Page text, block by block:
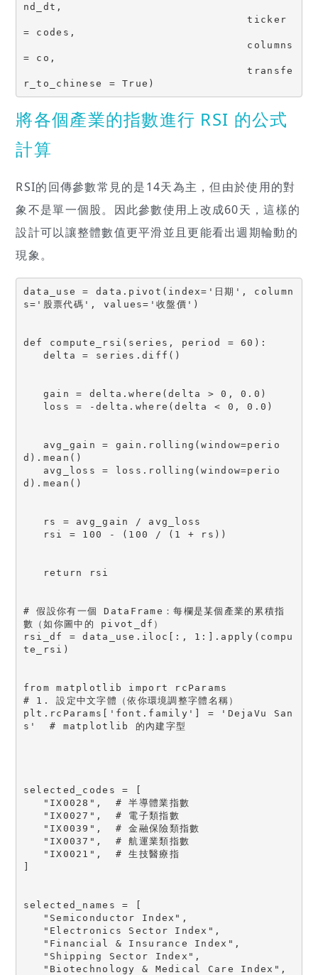
nd_dt,
                                  ticker
= codes,
= co,
                                  transfe
r_to_chinese = True)
將各個產業的指數進行 RSI 的公式
計算
RSI的回傳參數常見的是14天為主，但由於使用的對
象不是單一個股。因此參數使用上改成60天，這樣的
設計可以讓整體數值更平滑並且更能看出週期輪動的
現象。
data_use = data.pivot(index='日期', column
s='股票代碼', values='收盤價')
def compute_rsi(series, period = 60):
d).mean()
d).mean()
# 假設你有一個 DataFrame：每欄是某個產業的累積指
數（如你圖中的 pivot_df）
rsi_df = data_use.iloc[:, 1:].apply(compu
te_rsi)
from matplotlib import rcParams
# 1. 設定中文字體（依你環境調整字體名稱）
plt.rcParams['font.family'] = 'DejaVu San
s'  # matplotlib 的內建字型
selected_codes = [
]
selected_names = [